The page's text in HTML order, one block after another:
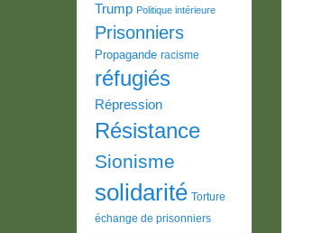
Trump Politique intérieure
Prisonniers
Propagande racisme
réfugiés
Répression
Résistance
Sionisme
solidarité Torture
échange de prisonniers